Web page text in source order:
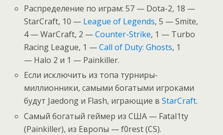
Распределение по играм: 57 — Dota-2, 18 —
StarCraft, 10 — League of Legends, 5 — Smite,
4 — WarCraft, 2 —Counter-Strike, 1 — Turbo
Racing League, 1 —Call of Duty: Ghosts, 1
— Halo 2 и 1 — Painkiller.
Если исключить из топа турниры-
миллионники, самыми богатыми игроками
будут Jaedong и Flash, играющие вStarCraft.
Самый богатый геймер из США — Fatal1ty
(Painkiller), из Европы — f0rest (CS).